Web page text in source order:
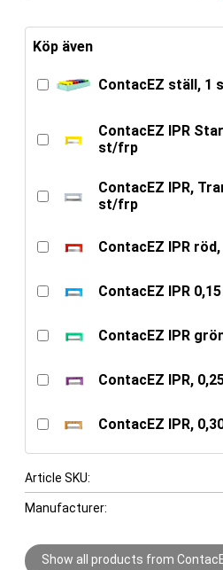
Köp även
ContacEZ ställ, 1
ContacEZ IPR
st/frp
ContacEZ IPR,
st/frp
ContacEZ IPR
ContacEZ IPR
ContacEZ IPR
ContacEZ IPR,
ContacEZ IPR,
Article SKU
Manufacturer
Show all products from